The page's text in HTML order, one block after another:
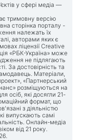
у сфері медіа —
тримовну версію
сторінка порталу -
належать їх
авторами яких є
ліцензії Creative
«РБК-Україна» може
не підлягають
За достовірність та
Матеріали,
«Партнерський
розміщуються на
осіб, які досягли 21-
формат, що
з діяльністю
випускають самі
Онлайн-медіа
від 21 року.